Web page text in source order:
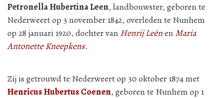
Petronella Hubertina Leen, landbouwster, geboren te
Nederweert op 3 november 1842, overleden te Nunhem
op 28 januari 1920, dochter van Henrij Leënen Maria
Antonette Kneepkens.
Zij is getrouwd te Nederweert op 30 oktober 1874 met
Henricus Hubertus Coenen, geboren te Nunhem op 1